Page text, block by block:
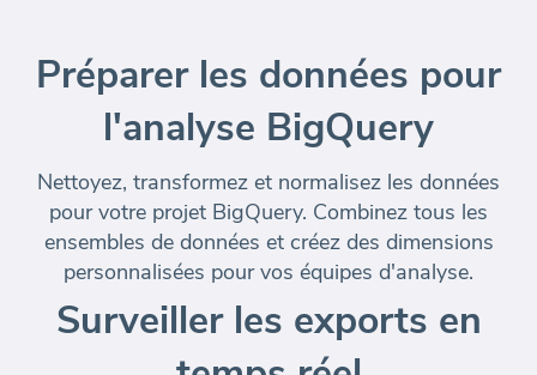
Préparer les données pour
l'analyse BigQuery
Nettoyez, transformez et normalisez les données
pour votre projet BigQuery. Combinez tous les
ensembles de données et créez des dimensions
personnalisées pour vos équipes d'analyse.
Surveiller les exports en